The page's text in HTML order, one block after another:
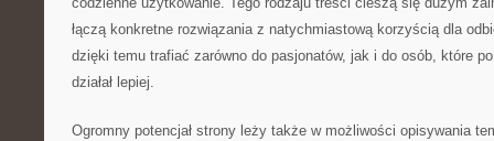
łączą konkretne rozwiązania z natychmiastową korzyścią dla
dzięki temu trafiać zarówno do pasjonatów, jak i do osób, które
działał lepiej.
Ogromny potencjał strony leży także w możliwości opisywania